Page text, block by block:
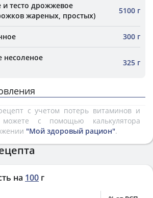
тесто дрожжевое
жареных, простых)
5100 г
300 г
несоленое
325 г
с учетом потерь витаминов и
с помощью калькулятора
"Мой здоровый рацион".
на 100 г